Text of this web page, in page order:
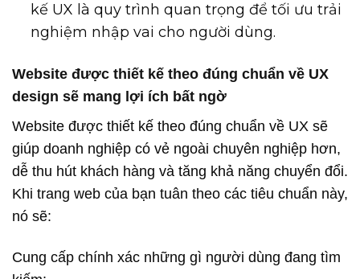
kế UX là quy trình quan trọng để tối ưu trải
nghiệm nhập vai cho người dùng.
Website được thiết kế theo đúng chuẩn về UX
design sẽ mang lợi ích bất ngờ
Website được thiết kế theo đúng chuẩn về UX sẽ
giúp doanh nghiệp có vẻ ngoài chuyên nghiệp hơn,
dễ thu hút khách hàng và tăng khả năng chuyển đổi.
Khi trang web của bạn tuân theo các tiêu chuẩn này,
nó sẽ:
Cung cấp chính xác những gì người dùng đang tìm